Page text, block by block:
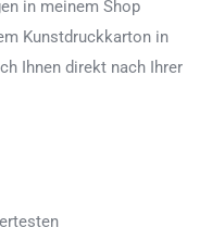
in meinem Shop
Kunstdruckkarton in
Ihnen direkt nach Ihrer